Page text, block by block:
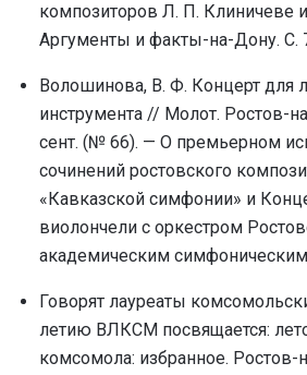
композитоpов Л. П. Клиничеве
Аргументы и факты-на-Дону. С.
Волошинова, В. Ф. Концерт для
инструмента // Молот. Ростов-
сент. (№ 66). — О премьерном
сочинений ростовского
«Кавказской симфонии» и
виолончели с оркестром
академическим
Говорят лауреаты
летию ВЛКСМ посвящается:
комсомола: избранное. Ростов-